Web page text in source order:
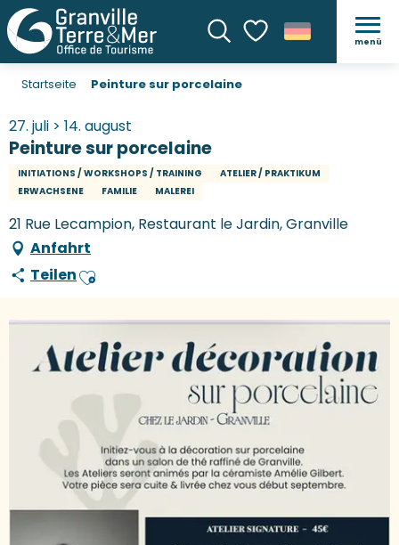
SucheVoir les favoris
menü
Startseite Peinture sur porcelaine
27. juli > 14. august
Peinture sur porcelaine
INITIATIONS / WORKSHOPS / TRAINING
ATELIER / PRAKTIKUM
ERWACHSENE
FAMILIE MALEREI
21 Rue Lecampion, Restaurant le Jardin, Granville
Anfahrt
TeilenAjouter aux favoris